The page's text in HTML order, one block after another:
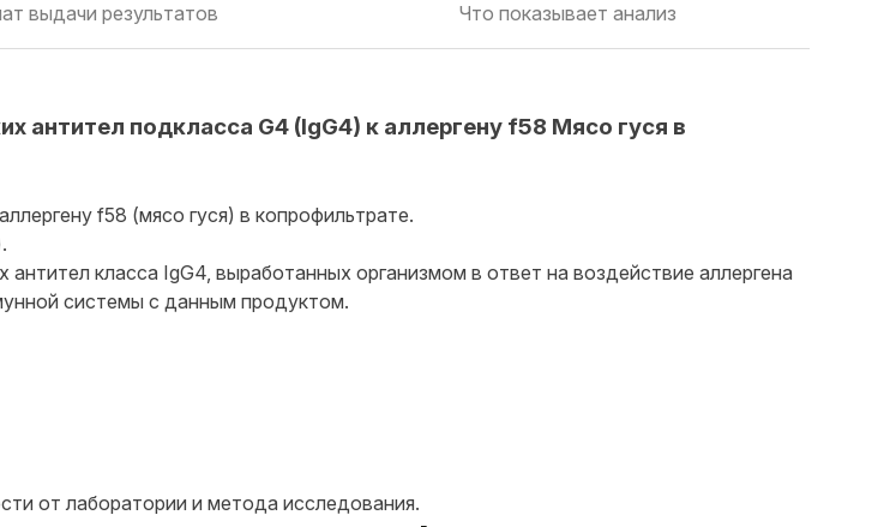
выдачи результатов Что показывает анализ
антител подкласса G4 (IgG4) к аллергену f58 Мясо гуся в
f58 (мясо гуся) в копрофильтрате.
класса IgG4, выработанных организмом в ответ на воздействие аллергена
системы с данным продуктом.
от лаборатории и метода исследования.